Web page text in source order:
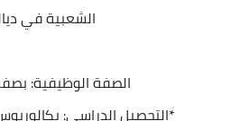
الشعبية في
الصفة الوظيفية:
*التحصيل الدراسي: